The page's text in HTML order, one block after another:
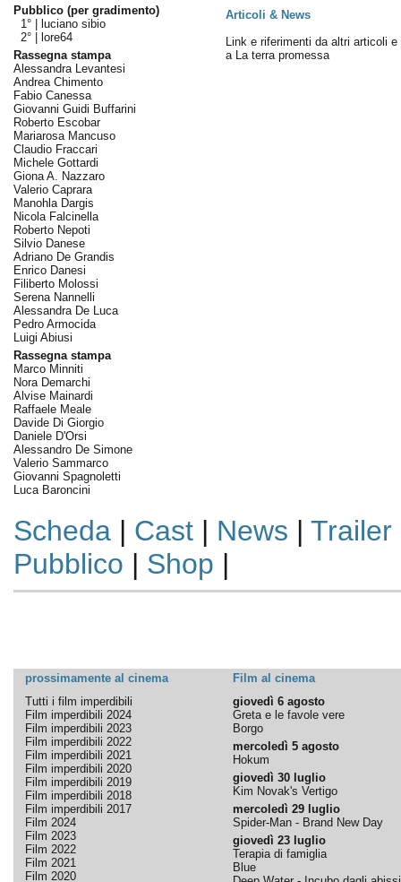
Pubblico (per gradimento)
1° |
luciano sibio
2° |
lore64
Rassegna stampa
Alessandra Levantesi
Andrea Chimento
Fabio Canessa
Giovanni Guidi Buffarini
Roberto Escobar
Mariarosa Mancuso
Claudio Fraccari
Michele Gottardi
Giona A. Nazzaro
Valerio Caprara
Manohla Dargis
Nicola Falcinella
Roberto Nepoti
Silvio Danese
Adriano De Grandis
Enrico Danesi
Filiberto Molossi
Serena Nannelli
Alessandra De Luca
Pedro Armocida
Luigi Abiusi
Rassegna stampa
Marco Minniti
Nora Demarchi
Alvise Mainardi
Raffaele Meale
Davide Di Giorgio
Daniele D'Orsi
Alessandro De Simone
Valerio Sammarco
Giovanni Spagnoletti
Luca Baroncini
Articoli & News
Link e riferimenti da altri articoli e
a La terra promessa
Scheda| Cast| News | Trailer
Pubblico | Shop |
prossimamente al cinema
Film al cinema
Tutti i film imperdibili
Film imperdibili 2024
Film imperdibili 2023
Film imperdibili 2022
Film imperdibili 2021
Film imperdibili 2020
Film imperdibili 2019
Film imperdibili 2018
Film imperdibili 2017
Film 2024
Film 2023
Film 2022
Film 2021
Film 2020
giovedì 6 agosto
Greta e le favole vere
Borgo
mercoledì 5 agosto
Hokum
giovedì 30 luglio
Kim Novak's Vertigo
mercoledì 29 luglio
Spider-Man - Brand New Day
giovedì 23 luglio
Terapia di famiglia
Blue